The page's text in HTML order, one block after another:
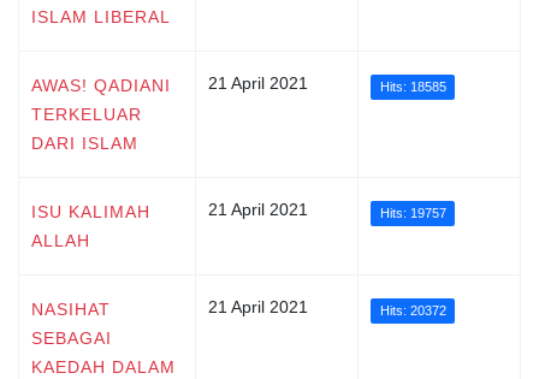
ISLAM LIBERAL
AWAS! QADIANI
TERKELUAR
DARI ISLAM
21 April 2021 Hits: 18585
ISU KALIMAH
ALLAH
21 April 2021 Hits: 19757
NASIHAT
SEBAGAI
KAEDAH DALAM
21 April 2021 Hits: 20372